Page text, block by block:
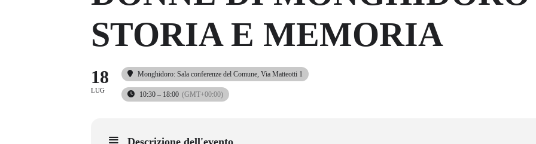
STORIA E MEMORIA
18
LUG
Monghidoro: Sala conferenze del Comune, Via Matteotti 1
10:30 – 18:00 (GMT+00:00)
Descrizione dell'evento